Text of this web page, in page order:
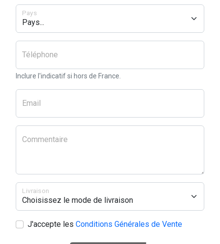
Pays
Téléphone
Inclure l'indicatif si hors de France.
Email
Commentaire
Livraison
J'accepte les Conditions Générales de Vente